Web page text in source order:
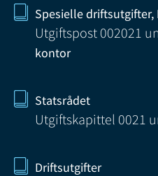
Spesielle
Utgiftspost 002021
kontor
Statsrådet
Utgiftskapittel 0021
Driftsutgifter